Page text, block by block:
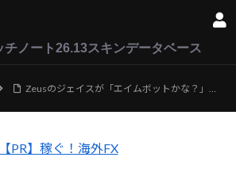
チノート26.13スキンデータベース
Zeusのジェイスが「エイムボットかな？」と思うほどQEを当て続け、そのたびに観客がどよめいた
【PR】稼ぐ！海外FX